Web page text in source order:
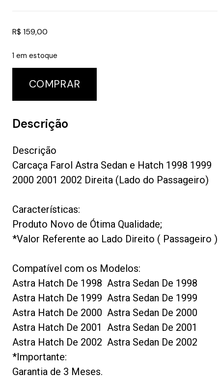
R$ 159,00
1 em estoque
COMPRAR
Descrição
Descrição
Carcaça Farol Astra Sedan e Hatch 1998 1999
2000 2001 2002 Direita (Lado do Passageiro)
Características:
Produto Novo de Ótima Qualidade;
*Valor Referente ao Lado Direito ( Passageiro )
Compatível com os Modelos:
Astra Hatch De 1998 Astra Sedan De 1998
Astra Hatch De 1999 Astra Sedan De 1999
Astra Hatch De 2000 Astra Sedan De 2000
Astra Hatch De 2001 Astra Sedan De 2001
Astra Hatch De 2002 Astra Sedan De 2002
*Importante:
Garantia de 3 Meses.